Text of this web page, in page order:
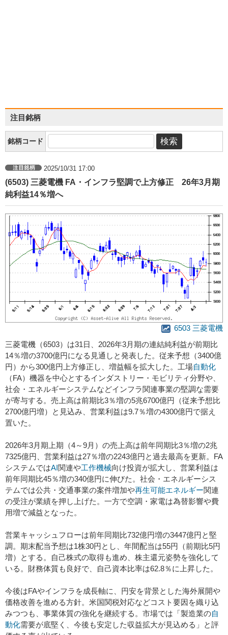
注目銘柄
銘柄コード
2025/10/31 17:00
(6503) 三菱電機 FA・インフラ堅調で上方修正 26年3月期
純利益14％増へ
6503 三菱電機
三菱電機（6503）は31日、2026年3月期の連結純利益が前期比
14％増の3700億円になる見通しと発表した。従来予想（3400億
円）から300億円上方修正し、増益幅を拡大した。工場自動化
（FA）機器を中心とするインダストリー・モビリティ分野や、
社会・エネルギーシステムなどインフラ関連事業の堅調な需要
が寄与する。売上高は前期比3％増の5兆6700億円（従来予想比
2700億円増）と見込み、営業利益は9.7％増の4300億円で据え
置いた。
2026年3月期上期（4～9月）の売上高は前年同期比3％増の2兆
7325億円、営業利益は27％増の2243億円と過去最高を更新。FA
システムではAI関連や工作機械向け投資が拡大し、営業利益は
前年同期比45％増の340億円に伸びた。社会・エネルギーシス
テムでは公共・交通事業の案件増加や再生可能エネルギー関連
の受注が業績を押し上げた。一方で空調・家電は為替影響や費
用増で減益となった。
営業キャッシュフローは前年同期比732億円増の3447億円と堅
調。期末配当予想は1株30円とし、年間配当は55円（前期比5円
増）とする。自己株式の取得も進め、株主還元姿勢を強化して
いる。財務体質も良好で、自己資本比率は62.8％に上昇した。
今後はFAやインフラを成長軸に、円安を背景とした海外展開や
価格改善を進める方針。米国関税対応などコスト要因を織り込
みつつも、事業体質の強化を継続する。市場では「製造業の自
動化需要が底堅く、今後も安定した収益拡大が見込める」と評